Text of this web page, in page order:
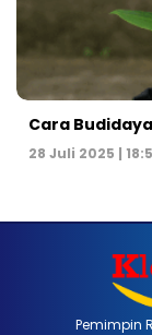
Cara
28 Juli 2025 |
Pemimpin